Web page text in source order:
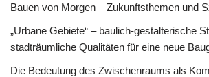
Bauen von Morgen – Zukunftsthemen und
„Urbane Gebiete“ – baulich-gestalterische
stadträumliche Qualitäten für eine neue
Die Bedeutung des Zwischenraums als